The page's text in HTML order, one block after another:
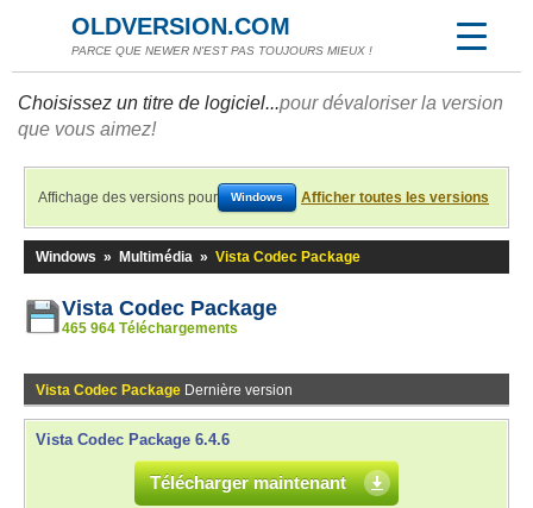
OLDVERSION.COM
PARCE QUE NEWER N'EST PAS TOUJOURS MIEUX !
Choisissez un titre de logiciel...pour dévaloriser la version
que vous aimez!
Affichage des versions pour Windows Afficher toutes les versions
Windows » Multimédia » Vista Codec Package
Vista Codec Package
465 964 Téléchargements
Vista Codec Package Dernière version
Vista Codec Package 6.4.6
Télécharger maintenant